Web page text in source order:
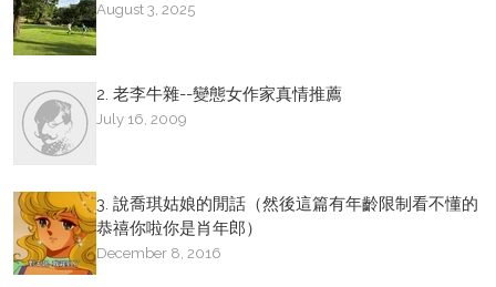
August 3, 2025
2. 老李牛雜--變態女作家真情推薦
July 16, 2009
3. 說喬琪姑娘的閒話（然後這篇有年齡限制看不懂的
恭禧你啦你是肖年郎）
December 8, 2016